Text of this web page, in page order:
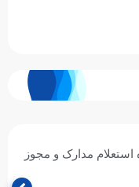
مدارک و مجوز